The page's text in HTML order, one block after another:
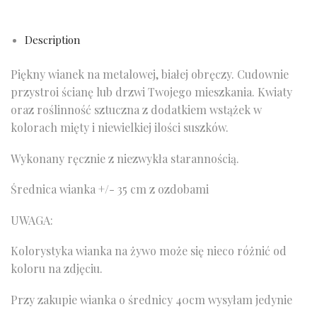
Description
Piękny wianek na metalowej, białej obręczy. Cudownie
przystroi ścianę lub drzwi Twojego mieszkania. Kwiaty
oraz roślinność sztuczna z dodatkiem wstążek w
kolorach mięty i niewielkiej ilości suszków.
Wykonany ręcznie z niezwykła starannością.
Średnica wianka +/- 35 cm z ozdobami
UWAGA:
Kolorystyka wianka na żywo może się nieco różnić od
koloru na zdjęciu.
Przy zakupie wianka o średnicy 40cm wysyłam jedynie